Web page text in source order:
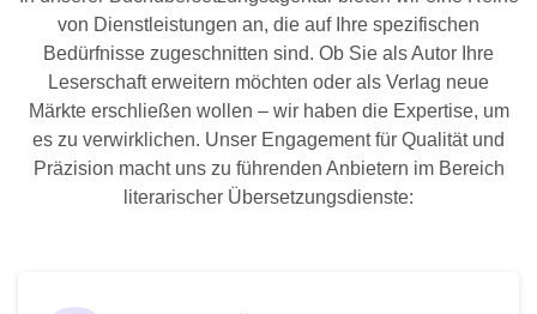
von Dienstleistungen an, die auf Ihre spezifischen
Bedürfnisse zugeschnitten sind. Ob Sie als Autor Ihre
Leserschaft erweitern möchten oder als Verlag neue
Märkte erschließen wollen – wir haben die Expertise, um
es zu verwirklichen. Unser Engagement für Qualität und
Präzision macht uns zu führenden Anbietern im Bereich
literarischer Übersetzungsdienste: